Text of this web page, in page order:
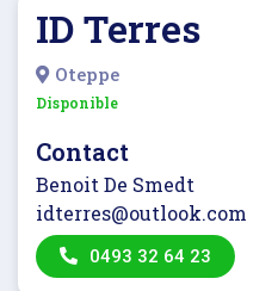
ID Terres
Oteppe
Disponible
Contact
Benoit De Smedt
idterres@outlook.com
0493 32 64 23